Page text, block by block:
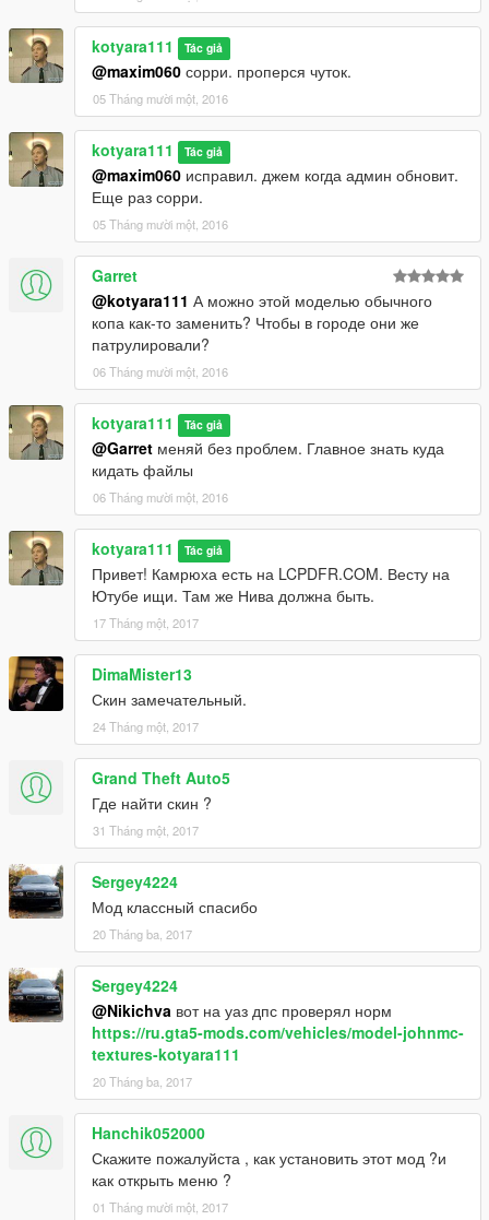
kotyara111 Tác giả
@maxim060 сорри. проперся чуток.
05 Tháng mười một, 2016
kotyara111 Tác giả
@maxim060 исправил. джем когда админ обновит.
Еще раз сорри.
05 Tháng mười một, 2016
Garret
@kotyara111 А можно этой моделью обычного
копа как-то заменить? Чтобы в городе они же
патрулировали?
06 Tháng mười một, 2016
kotyara111 Tác giả
@Garret меняй без проблем. Главное знать куда
кидать файлы
06 Tháng mười một, 2016
kotyara111 Tác giả
Привет! Камрюха есть на LCPDFR.COM. Весту на
Ютубе ищи. Там же Нива должна быть.
17 Tháng một, 2017
DimaMister13
Скин замечательный.
24 Tháng một, 2017
Grand Theft Auto5
Где найти скин ?
31 Tháng một, 2017
Sergey4224
Мод классный спасибо
20 Tháng ba, 2017
Sergey4224
@Nikichva вот на уаз дпс проверял норм
https://ru.gta5-mods.com/vehicles/model-johnmc-
textures-kotyara111
20 Tháng ba, 2017
Hanchik052000
Скажите пожалуйста , как установить этот мод ?и
как открыть меню ?
01 Tháng mười một, 2017